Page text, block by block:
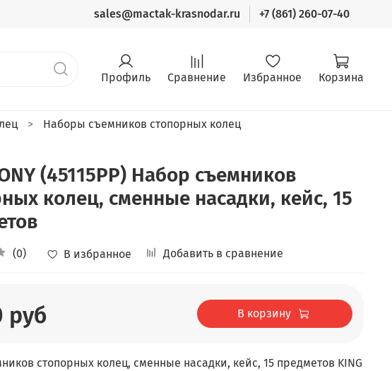
sales@mactak-krasnodar.ru +7 (861) 260-07-40
Профиль Сравнение Избранное Корзина
Наборы съемников стопорных колец
(45115PP) Набор съемников
колец, сменные насадки, кейс, 15
(0) В избранное Добавить в сравнение
руб В корзину
стопорных колец, сменные насадки, кейс, 15 предметов KING